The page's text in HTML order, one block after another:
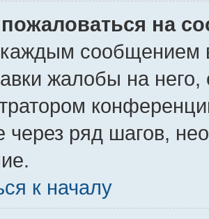
на
сообщением
жалобы на
через ряд шагов,
к началу